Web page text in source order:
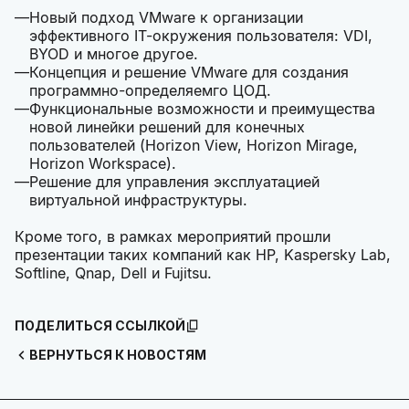
Новый подход VMware к организации
эффективного IT-окружения пользователя: VDI,
BYOD и многое другое.
Концепция и решение VMware для создания
программно-определяемго ЦОД.
Функциональные возможности и преимущества
новой линейки решений для конечных
пользователей (Horizon View, Horizon Mirage,
Horizon Workspace).
Решение для управления эксплуатацией
виртуальной инфраструктуры.
Кроме того, в рамках мероприятий прошли
презентации таких компаний как HP, Kaspersky Lab,
Softline, Qnap, Dell и Fujitsu.
ВЕРНУТЬСЯ К НОВОСТЯМ
ПОДЕЛИТЬСЯ ССЫЛКОЙ